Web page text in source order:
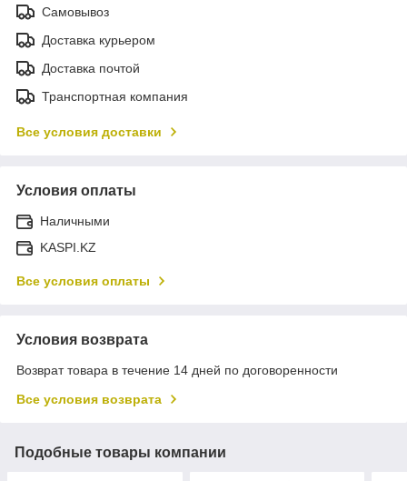
Самовывоз
Доставка курьером
Доставка почтой
Транспортная компания
Все условия доставки
Условия оплаты
Наличными
KASPI.KZ
Все условия оплаты
Условия возврата
Возврат товара в течение 14 дней по договоренности
Все условия возврата
Подобные товары компании